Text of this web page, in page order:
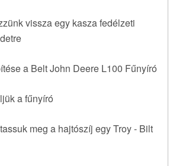
vissza egy kasza fedélzeti
a Belt John Deere L100 Fűnyíró
a fűnyíró
meg a hajtószíj egy Troy - Bilt